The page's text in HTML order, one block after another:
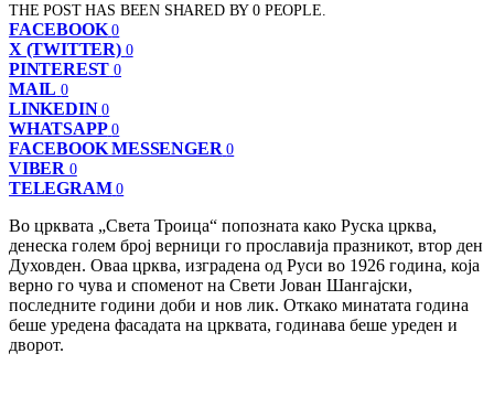
THE POST HAS BEEN SHARED BY0 PEOPLE.
FACEBOOK 0
X (TWITTER) 0
PINTEREST 0
MAIL 0
LINKEDIN 0
WHATSAPP 0
FACEBOOK MESSENGER 0
VIBER 0
TELEGRAM 0
Во црквата „Света Троица“ попозната како Руска црква,
денеска голем број верници го прославија празникот, втор ден
Духовден. Оваа црква, изградена од Руси во 1926 година, која
верно го чува и споменот на Свети Јован Шангајски,
последните години доби и нов лик. Откако минатата година
беше уредена фасадата на црквата, годинава беше уреден и
дворот.